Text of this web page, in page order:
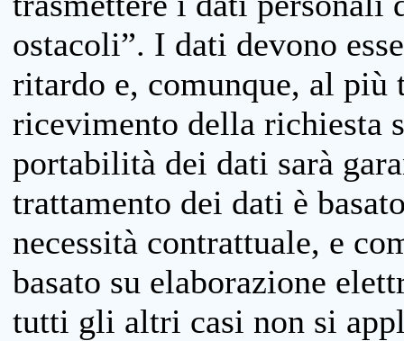
ostacoli”. I dati devono
ritardo e, comunque, al più
ricevimento della richiesta
portabilità dei dati sarà
trattamento dei dati è
necessità contrattuale, e
basato su elaborazione
tutti gli altri casi non si